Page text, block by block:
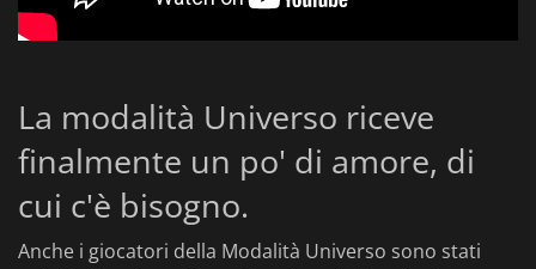
La modalità Universo riceve
finalmente un po' di amore, di
cui c'è bisogno.
Anche i giocatori della Modalità Universo sono stati